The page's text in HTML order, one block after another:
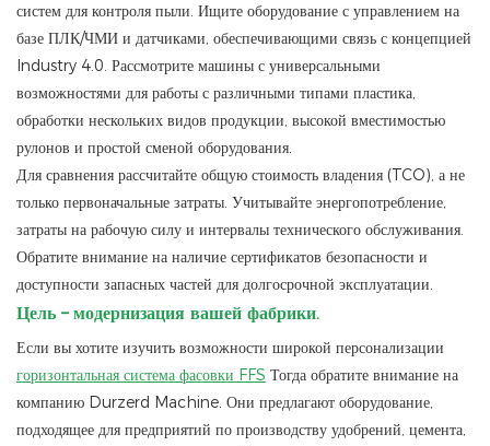
систем для контроля пыли. Ищите оборудование с управлением на
базе ПЛК/ЧМИ и датчиками, обеспечивающими связь с концепцией
Industry 4.0. Рассмотрите машины с универсальными
возможностями для работы с различными типами пластика,
обработки нескольких видов продукции, высокой вместимостью
рулонов и простой сменой оборудования.
Для сравнения рассчитайте общую стоимость владения (TCO), а не
только первоначальные затраты. Учитывайте энергопотребление,
затраты на рабочую силу и интервалы технического обслуживания.
Обратите внимание на наличие сертификатов безопасности и
доступности запасных частей для долгосрочной эксплуатации.
Цель – модернизация вашей фабрики.
Если вы хотите изучить возможности широкой персонализации
горизонтальная система фасовки FFS Тогда обратите внимание на
компанию Durzerd Machine. Они предлагают оборудование,
подходящее для предприятий по производству удобрений, цемента,